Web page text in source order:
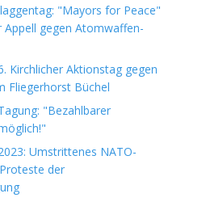
"Mayors for Peace"
Appell gegen Atomwaffen-
Kirchlicher Aktionstag gegen
Fliegerhorst Büchel
"Bezahlbarer
Umstrittenes NATO-
der